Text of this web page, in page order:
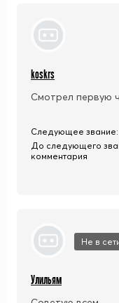
koskrs
Смотрел первую
Следующее звание:
До следующего
комментария
Не в
Улильям